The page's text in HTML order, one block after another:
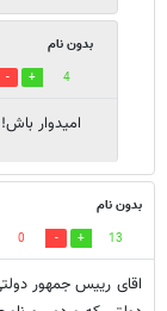
بدون نام
4
امیدوار
بدون نام
13
0
اقای رییس جمهور